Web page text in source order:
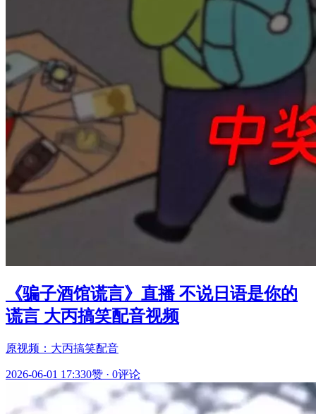
《骗子酒馆谎言》直播 不说日语是你的
谎言 大丙搞笑配音视频
原视频：大丙搞笑配音
2026-06-01 17:330赞 · 0评论